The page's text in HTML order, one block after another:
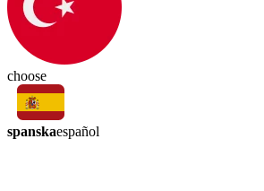
choose
spanskaespañol